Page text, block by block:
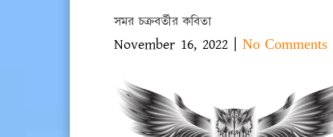
সমর চক্রবর্তীর কবিতা
November 16, 2022 | No Comments